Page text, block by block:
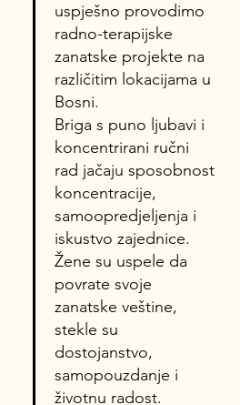
uspješno provodimo
radno-terapijske
zanatske projekte na
različitim lokacijama u
Bosni.
Briga s puno ljubavi i
koncentrirani ručni
rad jačaju sposobnost
koncentracije,
samoopredjeljenja i
iskustvo zajednice.
Žene su uspele da
povrate svoje
zanatske veštine,
stekle su
dostojanstvo,
samopouzdanje i
životnu radost.